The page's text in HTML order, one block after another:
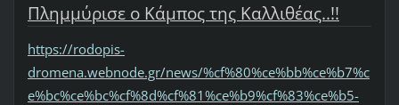
Πλημμύρισε ο Κάμπος της Καλλιθέας..!!
https://rodopis-
dromena.webnode.gr/news/%cf%80%ce%bb%ce%b7%c
e%bc%ce%bc%cf%8d%cf%81%ce%b9%cf%83%ce%b5-